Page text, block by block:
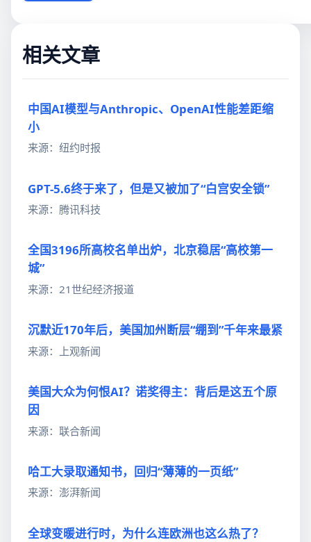
相关文章
中国AI模型与Anthropic、OpenAI性能差距缩
小
来源：纽约时报
GPT-5.6终于来了，但是又被加了“白宫安全锁”
来源：腾讯科技
全国3196所高校名单出炉，北京稳居“高校第一
城”
来源：21世纪经济报道
沉默近170年后，美国加州断层“绷到”千年来最紧
来源：上观新闻
美国大众为何恨AI？诺奖得主：背后是这五个原
因
来源：联合新闻
哈工大录取通知书，回归“薄薄的一页纸”
来源：澎湃新闻
全球变暖进行时，为什么连欧洲也这么热了？